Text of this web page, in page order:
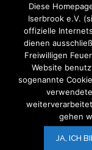
V.i.S.d.P.:Der
Diese
Iserbrook e.V.
offizielle
dienen
Freiwilligen
Website
sogenannte
gehen
JA, ICH